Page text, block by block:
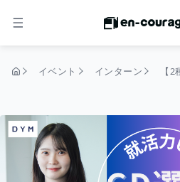
メニュー
イベント インターン